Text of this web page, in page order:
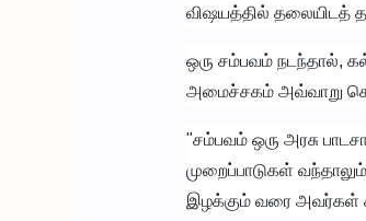
விஷயத்தில் தலையிடத்
ஒரு சம்பவம் நடந்தால்,
அமைச்சகம் அவ்வாறு
"சம்பவம் ஒரு அரசு
முறைப்பாடுகள்
இழக்கும் வரை அவர்கள்